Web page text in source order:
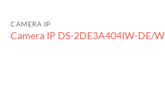
CAMERA IP
Camera IP DS-2DE3A404IW-DE/W